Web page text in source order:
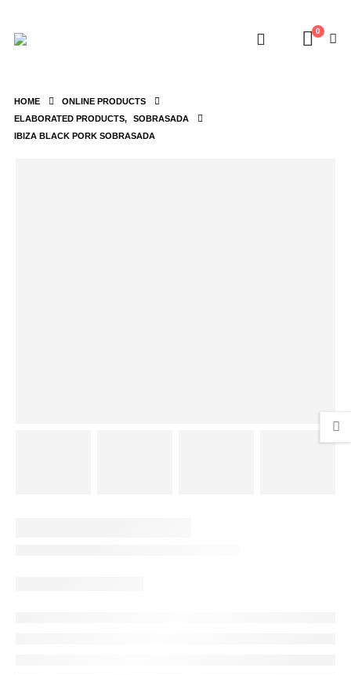
0
HOME
ONLINE PRODUCTS
ELABORATED PRODUCTS,
SOBRASADA
IBIZA BLACK PORK SOBRASADA